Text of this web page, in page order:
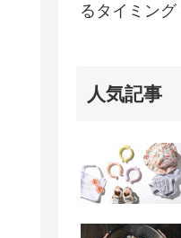
るタイミン
人気記事